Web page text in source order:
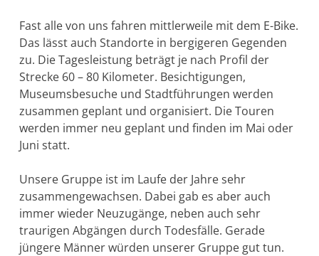
Fast alle von uns fahren mittlerweile mit dem E-Bike.
Das lässt auch Standorte in bergigeren Gegenden
zu. Die Tagesleistung beträgt je nach Profil der
Strecke 60 – 80 Kilometer. Besichtigungen,
Museumsbesuche und Stadtführungen werden
zusammen geplant und organisiert. Die Touren
werden immer neu geplant und finden im Mai oder
Juni statt.
Unsere Gruppe ist im Laufe der Jahre sehr
zusammengewachsen. Dabei gab es aber auch
immer wieder Neuzugänge, neben auch sehr
traurigen Abgängen durch Todesfälle. Gerade
jüngere Männer würden unserer Gruppe gut tun.